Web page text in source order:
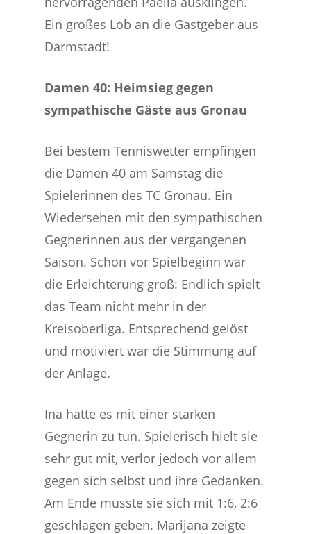
Ein großes Lob an die Gastgeber aus
Darmstadt!
Damen 40: Heimsieg gegen
sympathische Gäste aus Gronau
Bei bestem Tenniswetter empfingen
die Damen 40 am Samstag die
Spielerinnen des TC Gronau. Ein
Wiedersehen mit den sympathischen
Gegnerinnen aus der vergangenen
Saison. Schon vor Spielbeginn war
die Erleichterung groß: Endlich spielt
das Team nicht mehr in der
Kreisoberliga. Entsprechend gelöst
und motiviert war die Stimmung auf
der Anlage.
Ina hatte es mit einer starken
Gegnerin zu tun. Spielerisch hielt sie
sehr gut mit, verlor jedoch vor allem
gegen sich selbst und ihre Gedanken.
Am Ende musste sie sich mit 1:6, 2:6
geschlagen geben. Marijana zeigte